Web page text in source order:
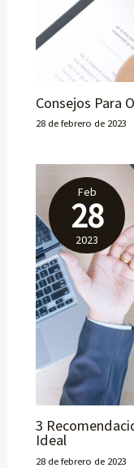
Consejos Para
28 de febrero de 2023
Feb
28
2023
3
Ideal
28 de febrero de 2023